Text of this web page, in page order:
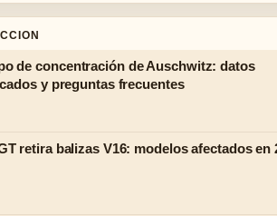
de concentración de Auschwitz: datos
y preguntas frecuentes
retira balizas V16: modelos afectados en